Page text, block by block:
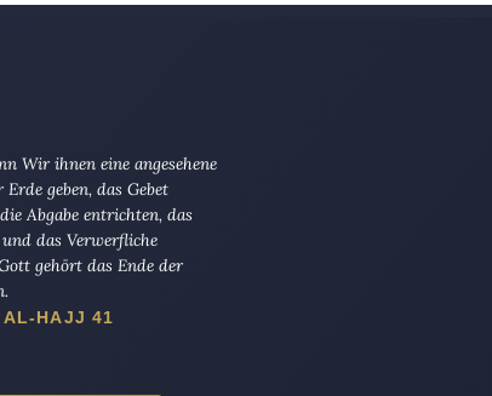
Wir ihnen eine angesehene
geben, das Gebet
Abgabe entrichten, das
und das Verwerfliche
gehört das Ende der
AL-HAJJ 41